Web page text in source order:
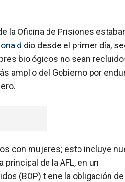
la Oficina de Prisiones
dio desde el primer día,
biológicos no sean
amplio del Gobierno por
con mujeres; esto incluye
de la AFL, en un
(BOP) tiene la obligación de